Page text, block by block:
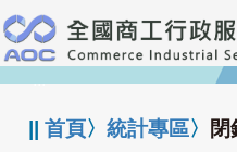
跳
到
主
要
:::
||首頁〉統計專區〉